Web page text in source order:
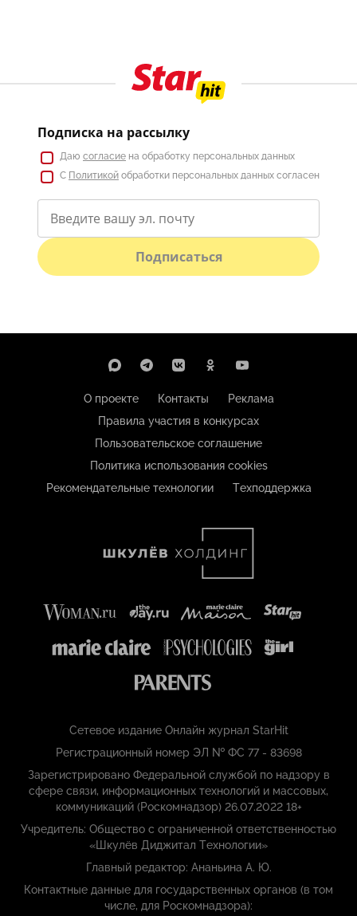
Подписка на рассылку
Даю согласие на обработку персональных данных
С Политикой обработки персональных данных согласен
Подписаться
О проекте Контакты
Реклама
Правила участия в конкурсах
Пользовательское соглашение
Политика использования cookies
Рекомендательные технологии
Техподдержка
Сетевое издание Онлайн журнал StarHit
Регистрационный номер ЭЛ № ФС 77 - 83698
Зарегистрировано Федеральной службой по надзору в
сфере связи, информационных технологий и массовых,
коммуникаций (Роскомнадзор) 26.07.2022 18+
Учредитель: Общество с ограниченной ответственностью
«Шкулёв Диджитал Технологии»
Главный редактор: Ананьина А. Ю.
Контактные данные для государственных органов (в том
числе, для Роскомнадзора):